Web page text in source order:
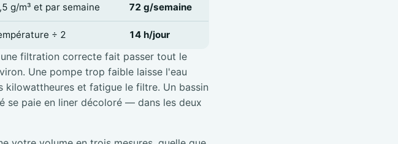
g/m³ et par semaine 72 g/semaine
÷ 2 14 h/jour
filtration correcte fait passer tout le
Une pompe trop faible laisse l'eau
et fatigue le filtre. Un bassin
se paie en liner décoloré — dans les deux